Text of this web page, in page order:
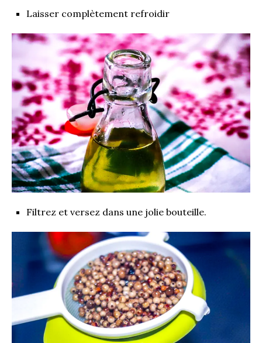
Laisser complètement refroidir
Filtrez et versez dans une jolie bouteille.